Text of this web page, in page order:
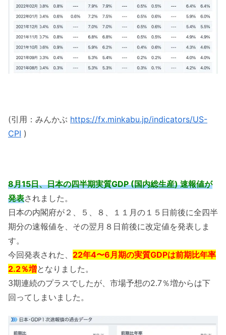
(引用：みんかぶ https://fx.minkabu.jp/indicators/US-
CPI )
8月15日、日本の四半期実質GDP (国内総生産) 速報値が
発表されました。
日本の内閣府が２、５、８、１１月の１５日前後に全四半
期分の速報値を、その翌月８日前後に改定値を発表しま
す。
今回発表された、 22年4〜6月期の実質GDPは前期比年率
2.2％増となりました。
3期連続のプラスでしたが、市場予想の2.7％増からは下
回ってしまいました。